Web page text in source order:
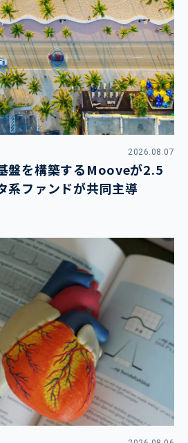
2026.08.07
盤を構築するMooveが2.5
ファンドが共同主導